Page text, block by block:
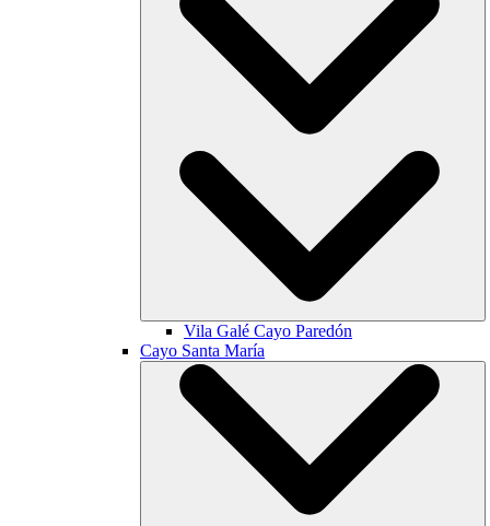
Vila Galé Cayo Paredón
Cayo Santa María